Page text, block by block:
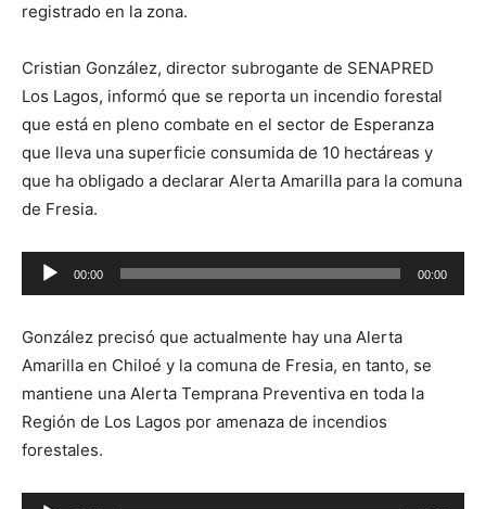
registrado en la zona.
Cristian González, director subrogante de SENAPRED
Los Lagos, informó que se reporta un incendio forestal
que está en pleno combate en el sector de Esperanza
que lleva una superficie consumida de 10 hectáreas y
que ha obligado a declarar Alerta Amarilla para la comuna
de Fresia.
Reproductor
de
00:00 00:00
González precisó que actualmente hay una Alerta
Amarilla en Chiloé y la comuna de Fresia, en tanto, se
mantiene una Alerta Temprana Preventiva en toda la
Región de Los Lagos por amenaza de incendios
forestales.